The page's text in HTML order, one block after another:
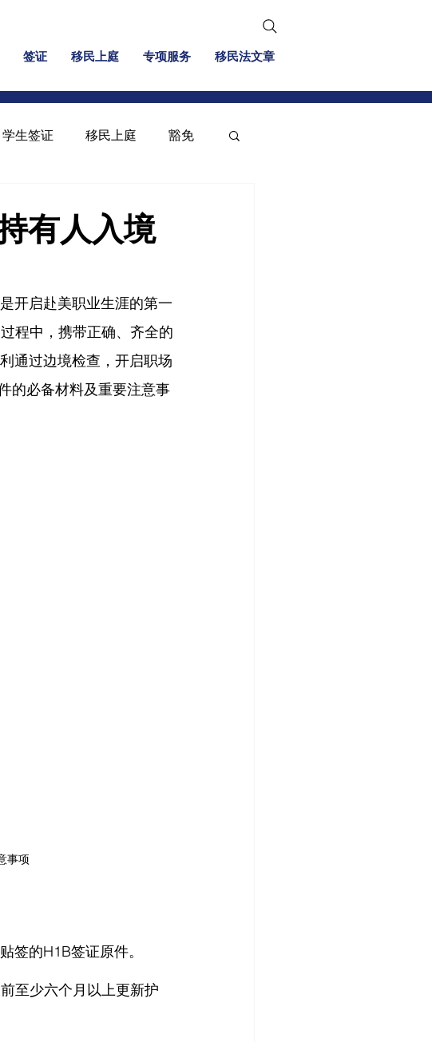
签证 移民上庭 专项服务 移民法文章
学生签证 移民上庭 豁免
有人入境
开启赴美职业生涯的第一
程中，携带正确、齐全的
通过边境检查，开启职场
的必备材料及重要注意事
事项
签的H1B签证原件。
至少六个月以上更新护